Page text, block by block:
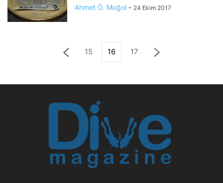
Ahmet Ö. Moğol - 24 Ekim 2017
15 16 17